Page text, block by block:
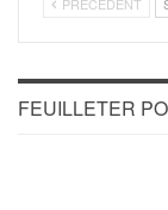
FEUILLETER